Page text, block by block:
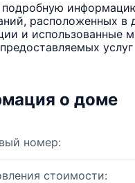
расположенных в
и использованные
услуг
о доме
номер:
стоимости: